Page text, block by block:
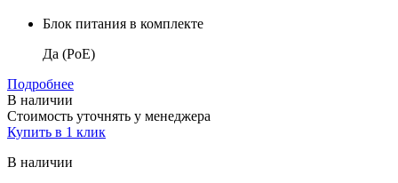
Блок питания в комплекте
Да (PoE)
Подробнее
В наличии
Стоимость уточнять у менеджера
Купить в 1 клик
В наличии